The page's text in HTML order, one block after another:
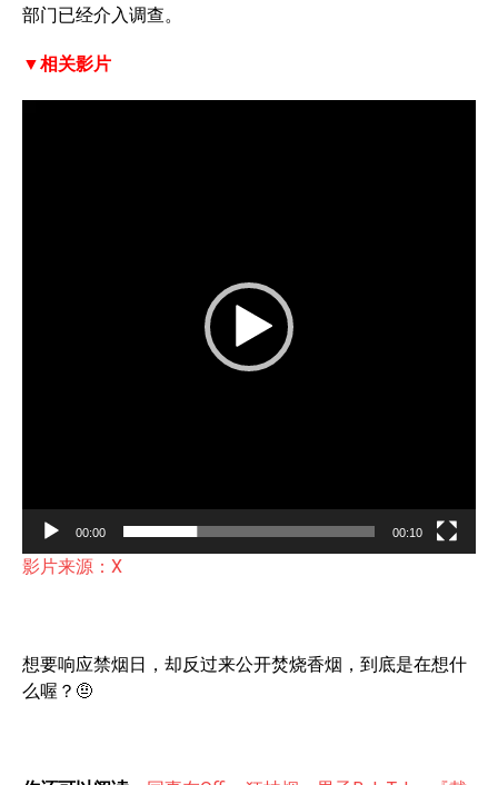
部门已经介入调查。
▼相关影片
00:00 00:10
影片来源：X
想要响应禁烟日，却反过来公开焚烧香烟，到底是在想什
么喔？🤨